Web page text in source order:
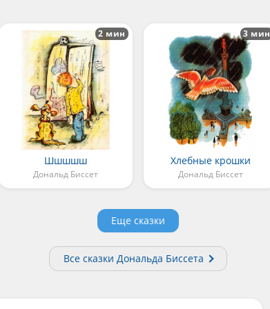
Шшшшш
Дональд Биссет
2 мин
Хлебные крошки
Дональд Биссет
3 мин
Еще сказки
Все сказки Дональда Биссета